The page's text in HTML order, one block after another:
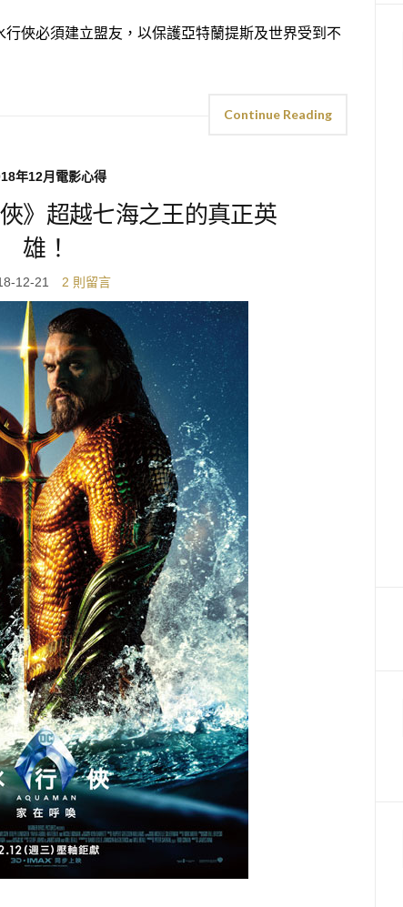
行俠必須建立盟友，以保護亞特蘭提斯及世界受到不
Continue Reading
年12月電影心得
》超越七海之王的真正英
雄！
12-21 2 則留言